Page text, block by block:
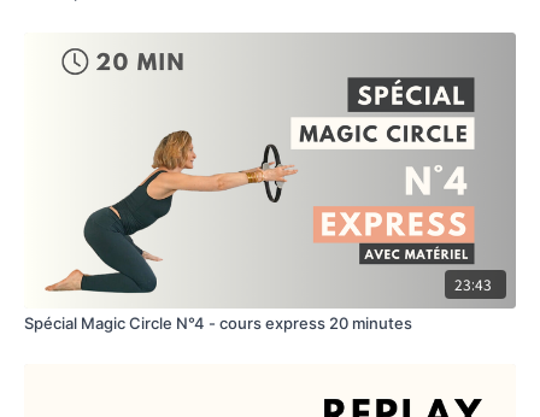
23:43
Spécial Magic Circle N°4 - cours express 20 minutes